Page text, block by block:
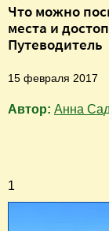
Что можно
места и
Путеводитель
15 февраля 2017
Автор: Анна
1